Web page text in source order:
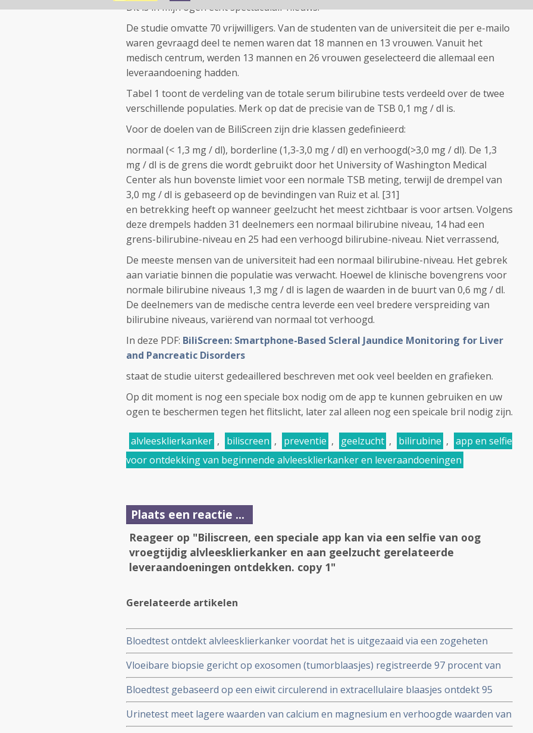
Dit is in mijn ogen echt spectaculair nieuws.
De studie omvatte 70 vrijwilligers. Van de studenten van de universiteit die per e-mailo
waren gevraagd deel te nemen waren dat 18 mannen en 13 vrouwen. Vanuit het
medisch centrum, werden 13 mannen en 26 vrouwen geselecteerd die allemaal een
leveraandoening hadden.
Tabel 1 toont de verdeling van de totale serum bilirubine tests verdeeld over de twee
verschillende populaties. Merk op dat de precisie van de TSB 0,1 mg / dl is.
Voor de doelen van de BiliScreen zijn drie klassen gedefinieerd:
normaal (< 1,3 mg / dl), borderline (1,3-3,0 mg / dl) en verhoogd(>3,0 mg / dl). De 1,3
mg / dl is de grens die wordt gebruikt door het University of Washington Medical
Center als hun bovenste limiet voor een normale TSB meting, terwijl de drempel van
3,0 mg / dl is gebaseerd op de bevindingen van Ruiz et al. [31]
en betrekking heeft op wanneer geelzucht het meest zichtbaar is voor artsen. Volgens
deze drempels hadden 31 deelnemers een normaal bilirubine niveau, 14 had een
grens-bilirubine-niveau en 25 had een verhoogd bilirubine-niveau. Niet verrassend,
De meeste mensen van de universiteit had een normaal bilirubine-niveau. Het gebrek
aan variatie binnen die populatie was verwacht. Hoewel de klinische bovengrens voor
normale bilirubine niveaus 1,3 mg / dl is lagen de waarden in de buurt van 0,6 mg / dl.
De deelnemers van de medische centra leverde een veel bredere verspreiding van
bilirubine niveaus, variërend van normaal tot verhoogd.
In deze PDF: BiliScreen: Smartphone-Based Scleral Jaundice Monitoring for Liver
and Pancreatic Disorders
staat de studie uiterst gedeaillered beschreven met ook veel beelden en grafieken.
Op dit moment is nog een speciale box nodig om de app te kunnen gebruiken en uw
ogen te beschermen tegen het flitslicht, later zal alleen nog een speicale bril nodig zijn.
alvleesklierkanker , biliscreen , preventie , geelzucht , bilirubine , app en selfie
voor ontdekking van beginnende alvleesklierkanker en leveraandoeningen
Plaats een reactie ...
Reageer op "Biliscreen, een speciale app kan via een selfie van oog
vroegtijdig alvleesklierkanker en aan geelzucht gerelateerde
leveraandoeningen ontdekken. copy 1"
Gerelateerde artikelen
Bloedtest ontdekt alvleesklierkanker voordat het is uitgezaaid via een zogeheten
protease geactiveerde nanosensor
Vloeibare biopsie gericht op exosomen (tumorblaasjes) registreerde 97 procent van
de patienten met alvleesklierkanker stadium 1 en 2 in combinatie met de biomarker CA
19-9 van gezonde mensen
Bloedtest gebaseerd op een eiwit circulerend in extracellulaire blaasjes ontdekt 95
procent van beginnende alvleesklierkanker in vroeg stadium, 74 procent bij
eierstokkanker en 43 procent bij blaaskanker.
Urinetest meet lagere waarden van calcium en magnesium en verhoogde waarden van
koper en zink bij alvleesklierkankerpatienten in vergelijking met gezonde mensen